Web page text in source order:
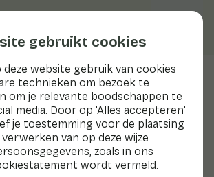
gebruikt cookies
deze website gebruik van cookies
technieken om bezoek te
om je relevante boodschappen te
media. Door op 'Alles accepteren'
je toestemming voor de plaatsing
van op deze wijze
zoals in ons
wordt vermeld.
gram rauwe groente
aan 250 gram op